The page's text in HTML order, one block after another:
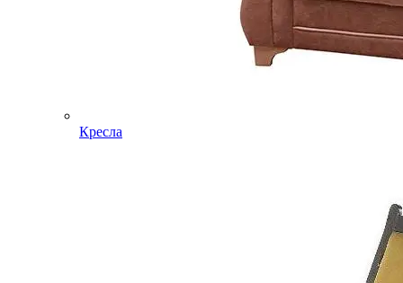
Кресла